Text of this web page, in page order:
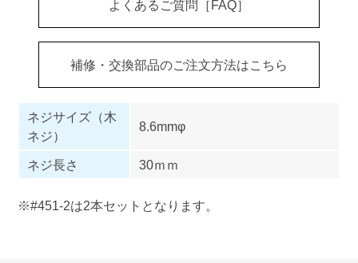
よくあるご質問［FAQ］
補修・交換部品のご注文方法はこちら
ネジサイズ（木
ネジ）
8.6mmφ
ネジ長さ 30ｍｍ
※#451-2は2本セットとなります。